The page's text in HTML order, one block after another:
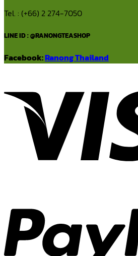
Tel. : (+66) 2 274-7050
LINE ID : @RANONGTEASHOP
Facebook:Ranong Thailand